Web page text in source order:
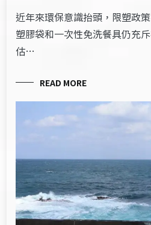
近年來環保意識抬頭，限塑政
塑膠袋和一次性免洗餐具仍充
估…
READ MORE